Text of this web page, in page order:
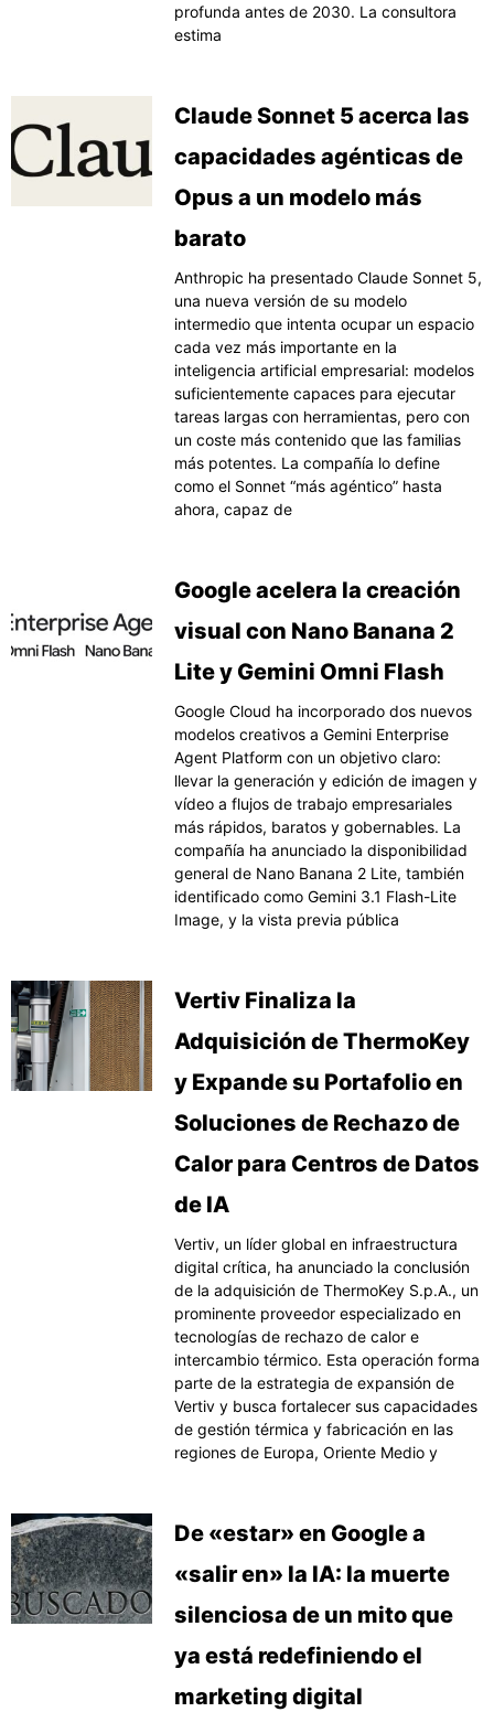
profunda antes de 2030. La consultora
estima
Claude Sonnet 5 acerca las
capacidades agénticas de
Opus a un modelo más
barato
Anthropic ha presentado Claude Sonnet 5,
una nueva versión de su modelo
intermedio que intenta ocupar un espacio
cada vez más importante en la
inteligencia artificial empresarial: modelos
suficientemente capaces para ejecutar
tareas largas con herramientas, pero con
un coste más contenido que las familias
más potentes. La compañía lo define
como el Sonnet “más agéntico” hasta
ahora, capaz de
Google acelera la creación
visual con Nano Banana 2
Lite y Gemini Omni Flash
Google Cloud ha incorporado dos nuevos
modelos creativos a Gemini Enterprise
Agent Platform con un objetivo claro:
llevar la generación y edición de imagen y
vídeo a flujos de trabajo empresariales
más rápidos, baratos y gobernables. La
compañía ha anunciado la disponibilidad
general de Nano Banana 2 Lite, también
identificado como Gemini 3.1 Flash-Lite
Image, y la vista previa pública
Vertiv Finaliza la
Adquisición de ThermoKey
y Expande su Portafolio en
Soluciones de Rechazo de
Calor para Centros de Datos
de IA
Vertiv, un líder global en infraestructura
digital crítica, ha anunciado la conclusión
de la adquisición de ThermoKey S.p.A., un
prominente proveedor especializado en
tecnologías de rechazo de calor e
intercambio térmico. Esta operación forma
parte de la estrategia de expansión de
Vertiv y busca fortalecer sus capacidades
de gestión térmica y fabricación en las
regiones de Europa, Oriente Medio y
De «estar» en Google a
«salir en» la IA: la muerte
silenciosa de un mito que
ya está redefiniendo el
marketing digital